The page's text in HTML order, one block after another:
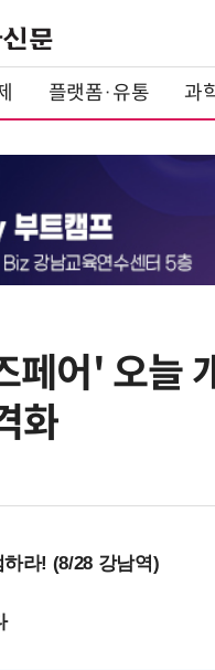
플랫폼·유통 과
페어' 오늘
화
라! (8/28 강남역)